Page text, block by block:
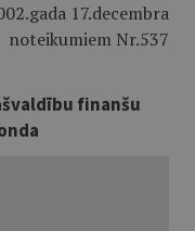
17.decembra
noteikumiem Nr.537
finanšu